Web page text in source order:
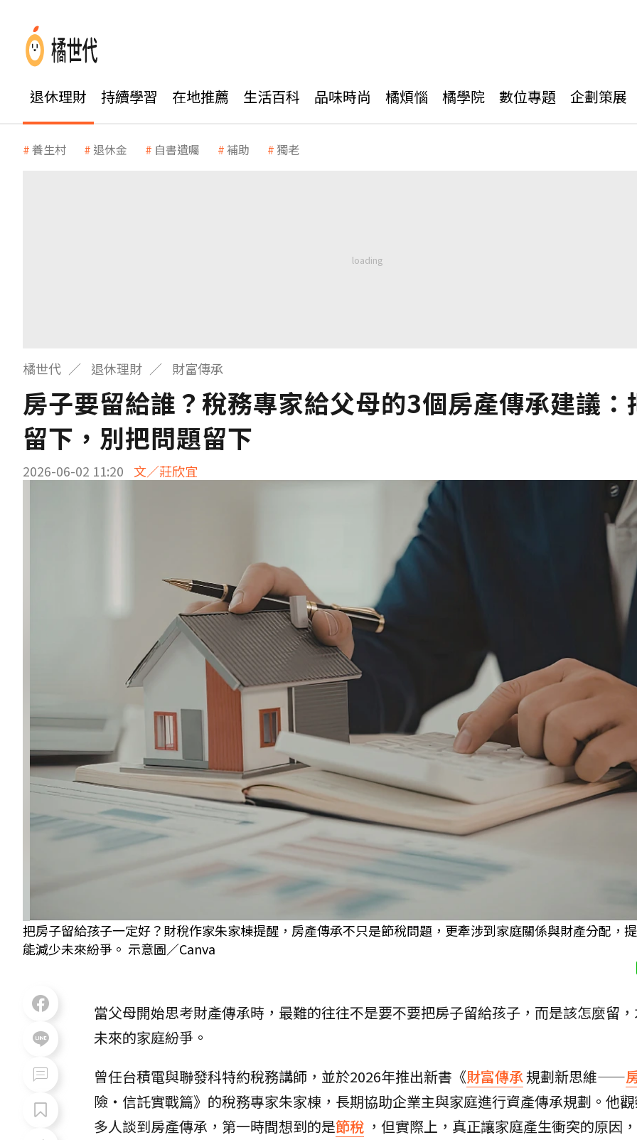
退休理財 持續學習 在地推薦 生活百科 品味時尚 橘煩惱 橘學院 數位專題 企劃策展
養生村 退休金 自書遺囑 補助 獨老
橘世代 退休理財 財富傳承
房子要留給誰？稅務專家給父母的3個房產傳承建議：
留下，別把問題留下
2026-06-02 11:20 文／莊欣宜
把房子留給孩子一定好？財稅作家朱家棟提醒，房產傳承不只是節稅問題，更牽涉到家庭關係與財產分配，
能減少未來紛爭。 示意圖／Canva
當父母開始思考財產傳承時，最難的往往不是要不要把房子留給孩子，而是該怎麼留
未來的家庭紛爭。
曾任台積電與聯發科特約稅務講師，並於2026年推出新書《財富傳承規劃新思維——
險・信託實戰篇》的稅務專家朱家棟，長期協助企業主與家庭進行資產傳承規劃。他
多人談到房產傳承，第一時間想到的是節稅 ，但實際上，真正讓家庭產生衝突的原因